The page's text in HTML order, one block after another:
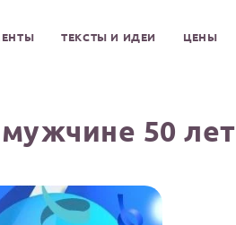
ТЕКСТЫ И ИДЕИ ЦЕНЫ
50 лет